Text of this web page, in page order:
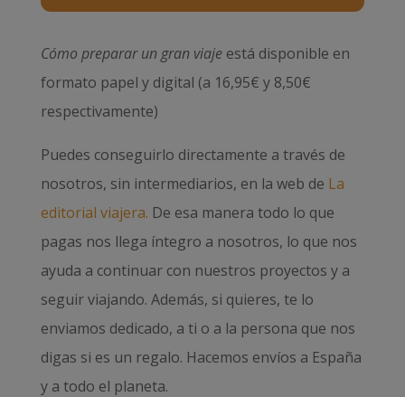
Cómo preparar un gran viajeestá disponible en
formato papel y digital (a 16,95€ y 8,50€
respectivamente)
Puedes conseguirlo directamente a través de
nosotros, sin intermediarios, en la web de La
editorial viajera. De esa manera todo lo que
pagas nos llega íntegro a nosotros, lo que nos
ayuda a continuar con nuestros proyectos y a
seguir viajando. Además, si quieres, te lo
enviamos dedicado, a ti o a la persona que nos
digas si es un regalo. Hacemos envíos a España
y a todo el planeta.